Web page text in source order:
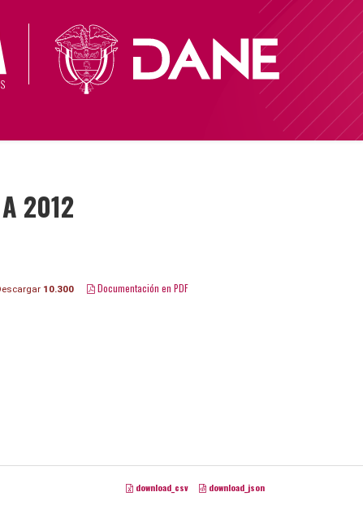
2012
10.300
Documentación en PDF
download_csv download_json